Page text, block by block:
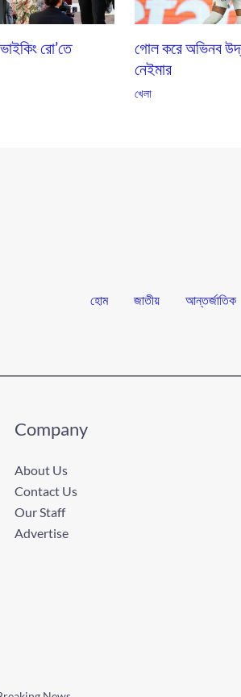
রো’তে
গোল করে অভিনব
নেইমার
খেলা
হোম জাতীয় আন্তর্জাতিক
Company
About Us
Contact Us
Our Staff
Advertise